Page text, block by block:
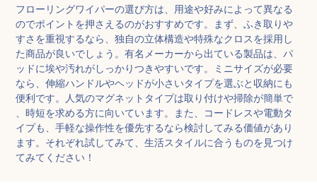
フローリングワイパーの選び方は、用途や好みによって異なる
のでポイントを押さえるのがおすすめです。まず、ふき取りや
すさを重視するなら、独自の立体構造や特殊なクロスを採用し
た商品が良いでしょう。有名メーカーから出ている製品は、パ
ッドに埃や汚れがしっかりつきやすいです。ミニサイズが必要
なら、伸縮ハンドルやヘッドが小さいタイプを選ぶと収納にも
便利です。人気のマグネットタイプは取り付けや掃除が簡単で
、時短を求める方に向いています。また、コードレスや電動タ
イプも、手軽な操作性を優先するなら検討してみる価値があり
ます。それぞれ試してみて、生活スタイルに合うものを見つけ
てみてください！